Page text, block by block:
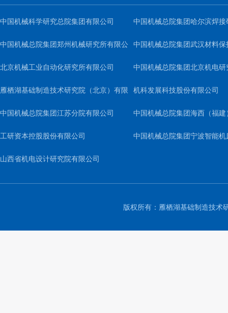
中国机械科学研究总院集团有限公司 中国机械总院集团哈尔滨焊
司
中国机械总院集团郑州机械研究所有限公
司
中国机械总院集团武汉材料
公司
北京机械工业自动化研究所有限公司 中国机械总院集团北京机电
雁栖湖基础制造技术研究院（北京）有限
公司
机科发展科技股份有限公司
中国机械总院集团江苏分院有限公司 中国机械总院集团海西（福
司
工研资本控股股份有限公司 中国机械总院集团宁波智能
山西省机电设计研究院有限公司
版权所有：雁栖湖基础制造技术